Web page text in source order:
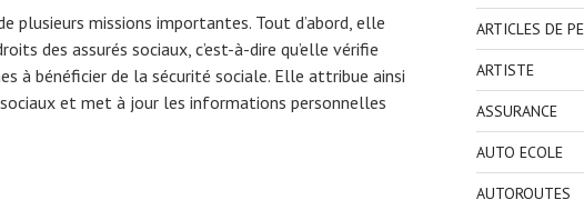
plusieurs missions importantes. Tout d’abord, elle
des assurés sociaux, c’est-à-dire qu’elle vérifie
à bénéficier de la sécurité sociale. Elle attribue ainsi
sociaux et met à jour les informations personnelles
ARTICLES DE
ARTISTE
ASSURANCE
AUTO ECOLE
AUTOROUTES